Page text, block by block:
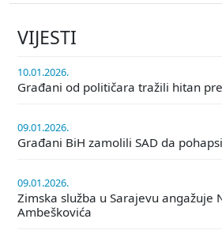
VIJESTI
10.01.2026.
Građani od političara tražili hitan
09.01.2026.
Građani BiH zamolili SAD da
09.01.2026.
Zimska služba u Sarajevu angažuje
Ambeškovića